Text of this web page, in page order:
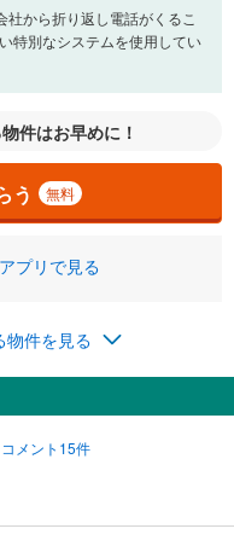
から折り返し電話がくるこ
特別なシステムを使用してい
件はお早めに！
う 無料
プリで見る
物件を見る
コメント15件